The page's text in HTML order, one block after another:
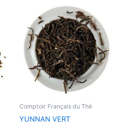
Comptoir Français du Thé
YUNNAN VERT